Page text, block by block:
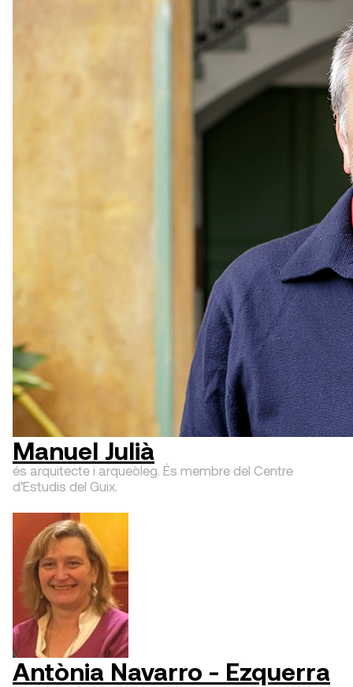
Manuel Julià
és arquitecte i arqueòleg. És membre del Centre
d’Estudis del Guix.
Antònia Navarro - Ezquerra